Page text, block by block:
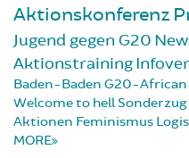
Aktionskonferenz
Jugend gegen G20
Aktionstraining
Baden-Baden G20-
Welcome to hellSonderzug
Aktionen Feminismus
MORE